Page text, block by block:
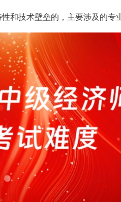
和技术壁垒的，主要涉及的专